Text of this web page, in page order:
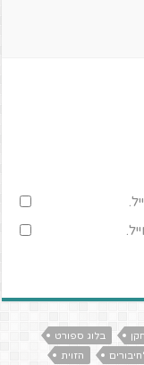
בלוג ספורט
הזוית